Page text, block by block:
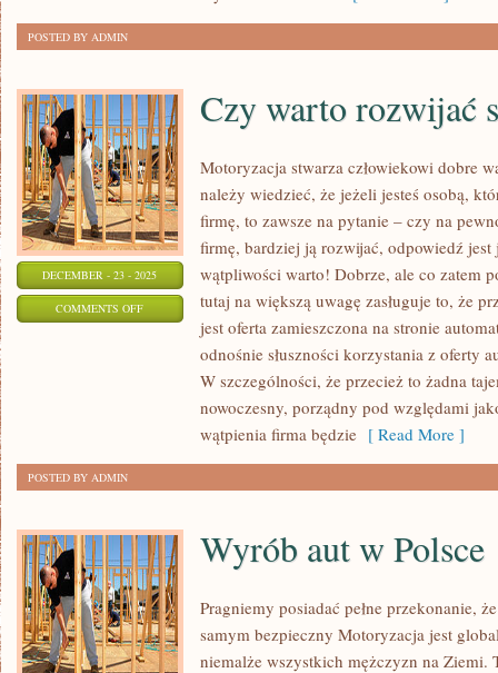
POSTED BY ADMIN
DECEMBER - 23 - 2025
COMMENTS OFFON
Czy warto rozwijać
Motoryzacja stwarza człowiekowi dobre
należy wiedzieć, że jeżeli jesteś osobą,
firmę, to zawsze na pytanie – czy na
firmę, bardziej ją rozwijać, odpowiedź
wątpliwości warto! Dobrze, ale co zatem
tutaj na większą uwagę zasługuje to, że
jest oferta zamieszczona na stronie
odnośnie słuszności korzystania z oferty
W szczególności, że przecież to żadna
nowoczesny, porządny pod względami
wątpienia firma będzie [ Read More ]
POSTED BY ADMIN
Wyrób aut w Polsce
Pragniemy posiadać pełne przekonanie,
samym bezpieczny Motoryzacja jest
niemalże wszystkich mężczyzn na Ziemi.